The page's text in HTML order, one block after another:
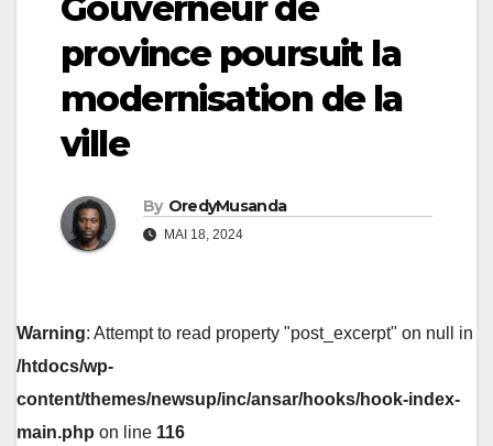
province poursuit la
modernisation de la
ville
By OredyMusanda
MAI 18, 2024
Warning: Attempt to read property "post_excerpt" on null in
/htdocs/wp-
content/themes/newsup/inc/ansar/hooks/hook-index-
main.php on line 116